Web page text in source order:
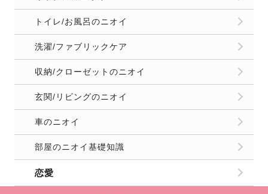
トイレ/お風呂のニオイ
洗濯/ファブリックケア
収納/クローゼットのニオイ
玄関/リビングのニオイ
車のニオイ
部屋のニオイ基礎知識
恋愛